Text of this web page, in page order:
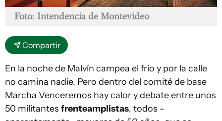
Foto: Intendencia de Montevideo
Compartir
En la noche de Malvín campea el frío y por la calle
no camina nadie. Pero dentro del comité de base
Marcha Venceremos hay calor y debate entre unos
50 militantes frenteamplistas, todos -